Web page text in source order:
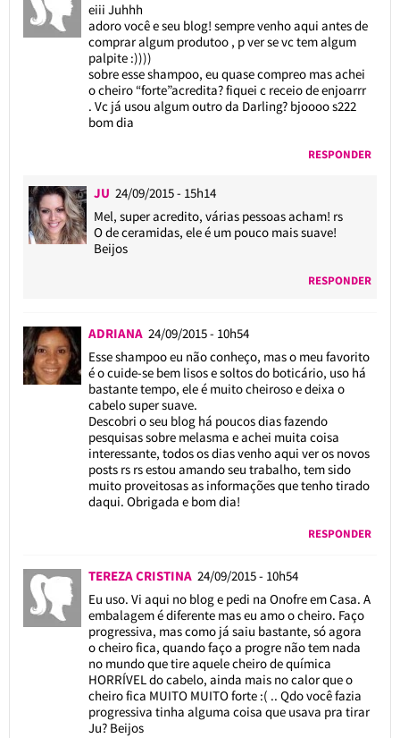
eiii Juhhh
adoro você e seu blog! sempre venho aqui antes de
comprar algum produtoo , p ver se vc tem algum
palpite :))))
sobre esse shampoo, eu quase compreo mas achei
o cheiro “forte”acredita? fiquei c receio de enjoarrr
. Vc já usou algum outro da Darling? bjoooo s222
bom dia
RESPONDER
JU 24/09/2015 - 15h14
Mel, super acredito, várias pessoas acham! rs
O de ceramidas, ele é um pouco mais suave!
Beijos
RESPONDER
ADRIANA 24/09/2015 - 10h54
Esse shampoo eu não conheço, mas o meu favorito
é o cuide-se bem lisos e soltos do boticário, uso há
bastante tempo, ele é muito cheiroso e deixa o
cabelo super suave.
Descobri o seu blog há poucos dias fazendo
pesquisas sobre melasma e achei muita coisa
interessante, todos os dias venho aqui ver os novos
posts rs rs estou amando seu trabalho, tem sido
muito proveitosas as informações que tenho tirado
daqui. Obrigada e bom dia!
RESPONDER
TEREZA CRISTINA 24/09/2015 - 10h54
Eu uso. Vi aqui no blog e pedi na Onofre em Casa. A
embalagem é diferente mas eu amo o cheiro. Faço
progressiva, mas como já saiu bastante, só agora
o cheiro fica, quando faço a progre não tem nada
no mundo que tire aquele cheiro de química
HORRÍVEL do cabelo, ainda mais no calor que o
cheiro fica MUITO MUITO forte :( .. Qdo você fazia
progressiva tinha alguma coisa que usava pra tirar
Ju? Beijos